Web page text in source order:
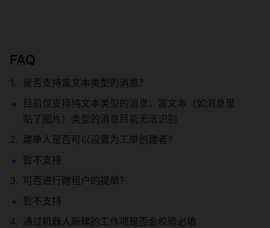
FAQ
是否支持富文本类型的消息？
目前仅支持纯文本类型的消息，富文本（如消息里
贴了图片）类型的消息目前无法识别
建单人是否可以设置为工单创建者？
暂不支持
可否进行跨租户的提单？
暂不支持
通过机器人新建的工作项是否会校验必填